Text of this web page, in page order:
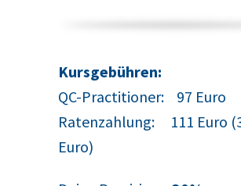
Kursgebühren:
QC-Practitioner: 97 Euro
Ratenzahlung: 111 Euro
Euro)